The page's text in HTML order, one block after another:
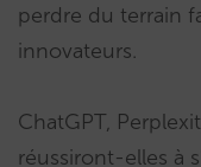
perdre du terrain
innovateurs.
ChatGPT,
réussiront-elles à